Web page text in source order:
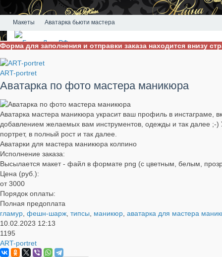
Макеты Аватарка бьюти мастера
Форма для заполнения и отправки заказа находится внизу
ART-portret
Аватарка по фото мастера маникюра
Аватарка мастера маникюра украсит ваш профиль в инстаграме,
добавлением желаемых вам инструментов, одежды и так далее ;-)
портрет, в полный рост и так далее.
Аватарки для мастера маникюра колпино
Исполнение заказа:
Высылается макет - файл в формате png (c цветным, белым,
Цена (руб.):
от 3000
Порядок оплаты:
Полная предоплата
гламур фешн-шарж типсы маникюр аватарка для мастера
10.02.2023 12:13
1195
ART-portret